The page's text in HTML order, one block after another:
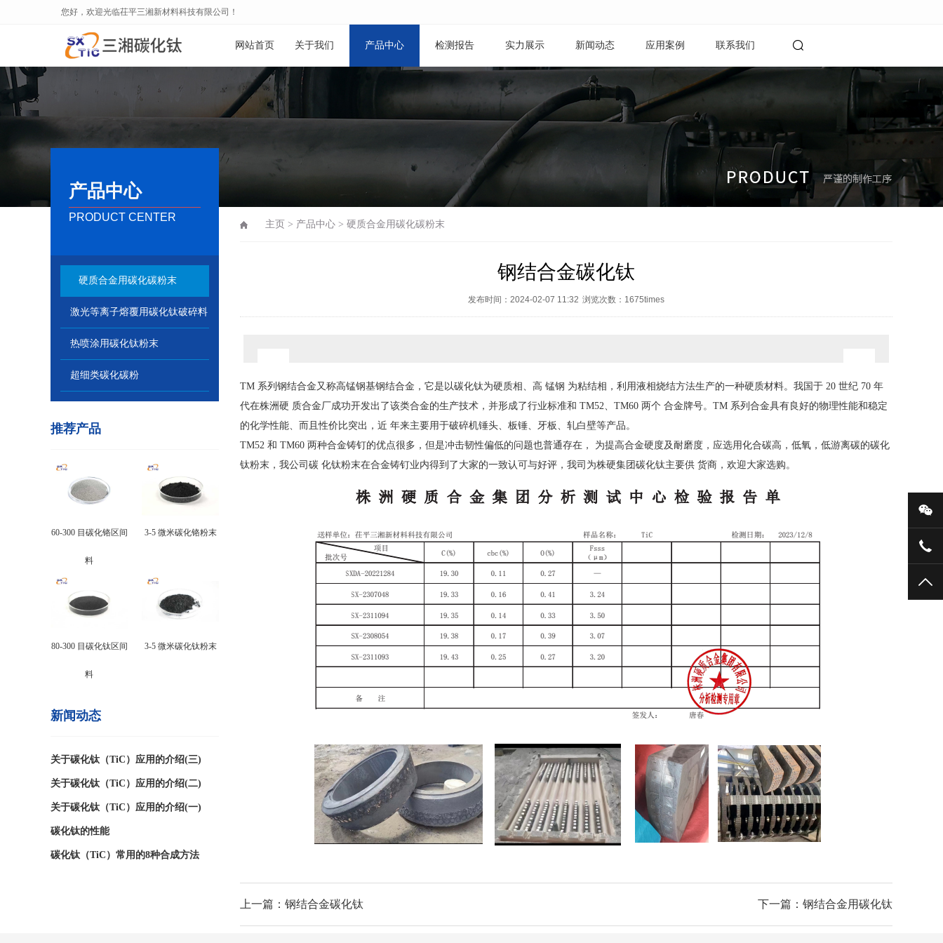
您好，欢迎光临茌平三湘新材料科技有限公司！
网站首页 关于我们 产品中心 检测报告 实力展示 新闻动态 应用案例 联系我们
产品中心
PRODUCT CENTER
硬质合金用碳化碳粉末
激光等离子熔覆用碳化钛破碎料
热喷涂用碳化钛粉末
超细类碳化碳粉
推荐产品
60-300 目碳化铬区间
料
3-5 微米碳化铬粉末
80-300 目碳化钛区间
料
3-5 微米碳化钛粉末
新闻动态
关于碳化钛（TiC）应用的介绍(三)
关于碳化钛（TiC）应用的介绍(二)
关于碳化钛（TiC）应用的介绍(一)
碳化钛的性能
碳化钛（TiC）常用的8种合成方法
主页 > 产品中心 > 硬质合金用碳化碳粉末
钢结合金碳化钛
发布时间：2024-02-07 11:32 浏览次数： 1675times
TM 系列钢结合金又称高锰钢基钢结合金，它是以碳化钛为硬质相、高 锰钢 为粘结相，利用液相烧结方法生产的一种硬质材料。我国于 20 世纪 70 年
代在株洲硬 质合金厂成功开发出了该类合金的生产技术，并形成了行业标准和 TM52、TM60 两个 合金牌号。TM 系列合金具有良好的物理性能和稳定
的化学性能、而且性价比突出，近 年来主要用于破碎机锤头、板锤、牙板、轧白壁等产品。
TM52 和 TM60 两种合金铸钉的优点很多，但是冲击韧性偏低的问题也普通存在， 为提高合金硬度及耐磨度，应选用化合碳高，低氧，低游离碳的碳化
钛粉末，我公司碳 化钛粉末在合金铸钉业内得到了大家的一致认可与好评，我司为株硬集团碳化钛主要供 货商，欢迎大家选购。
上一篇：钢结合金碳化钛 下一篇：钢结合金用碳化钛
微